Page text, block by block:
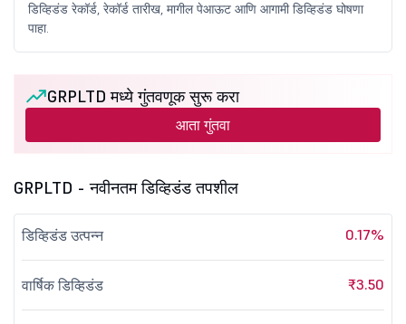
डिव्हिडंड रेकॉर्ड, रेकॉर्ड तारीख, मागील पेआऊट आणि आगामी डिव्हिडंड घोषणा
पाहा.
GRPLTD मध्ये गुंतवणूक सुरू करा
आता गुंतवा
GRPLTD - नवीनतम डिव्हिडंड तपशील
डिव्हिडंड उत्पन्न 0.17%
वार्षिक डिव्हिडंड ₹3.50